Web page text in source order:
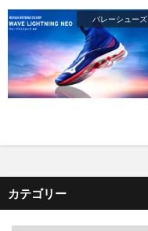
バレーシューズ
カテゴリー